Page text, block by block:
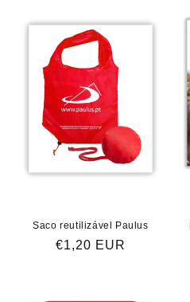
Saco reutilizável Paulus
Preço
€1,20 EUR